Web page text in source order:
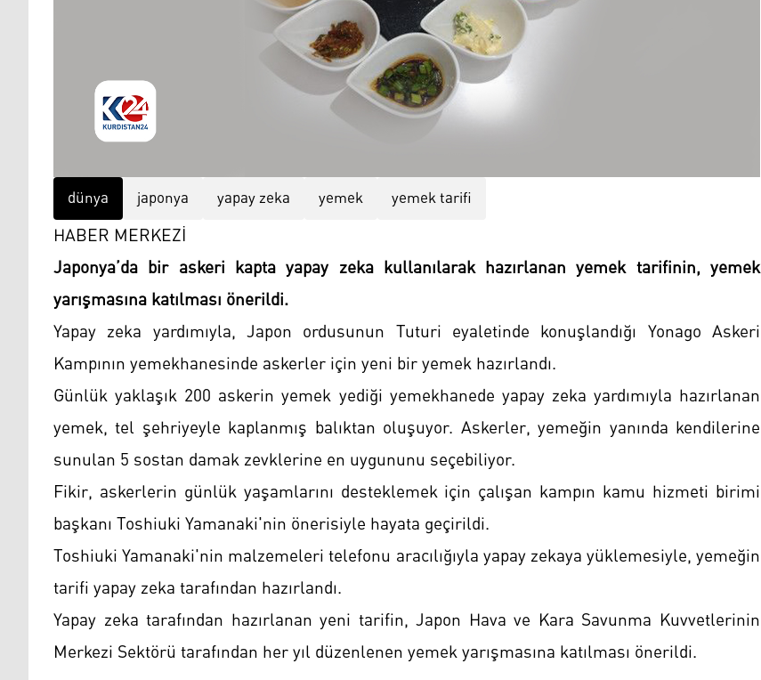
dünya japonya yapay zeka yemek yemek tarifi
HABER MERKEZİ
Japonya’da bir askeri kapta yapay zeka kullanılarak hazırlanan yemek tarifinin, yemek
yarışmasına katılması önerildi.
Yapay zeka yardımıyla, Japon ordusunun Tuturi eyaletinde konuşlandığı Yonago Askeri
Kampının yemekhanesinde askerler için yeni bir yemek hazırlandı.
Günlük yaklaşık 200 askerin yemek yediği yemekhanede yapay zeka yardımıyla hazırlanan
yemek, tel şehriyeyle kaplanmış balıktan oluşuyor. Askerler, yemeğin yanında kendilerine
sunulan 5 sostan damak zevklerine en uygununu seçebiliyor.
Fikir, askerlerin günlük yaşamlarını desteklemek için çalışan kampın kamu hizmeti birimi
başkanı Toshiuki Yamanaki'nin önerisiyle hayata geçirildi.
Toshiuki Yamanaki'nin malzemeleri telefonu aracılığıyla yapay zekaya yüklemesiyle, yemeğin
tarifi yapay zeka tarafından hazırlandı.
Yapay zeka tarafından hazırlanan yeni tarifin, Japon Hava ve Kara Savunma Kuvvetlerinin
Merkezi Sektörü tarafından her yıl düzenlenen yemek yarışmasına katılması önerildi.